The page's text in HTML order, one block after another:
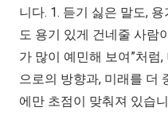
니다. 1. 듣기 싫은 말도,
도 용기 있게 건네줄 사람
가 많이 예민해 보여”처
으로의 방향과, 미래를 더
에만 초점이 맞춰져 있습